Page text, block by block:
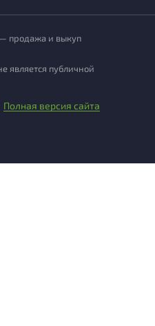
продажа и выкуп
является публичной
Полная версия сайта